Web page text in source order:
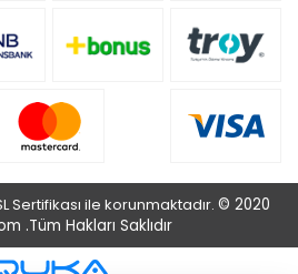
Sertifikası ile korunmaktadır. © 2020
.Tüm Hakları Saklıdır